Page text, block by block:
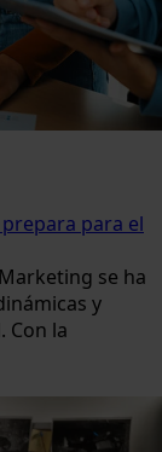
para el
se ha
y
Con la